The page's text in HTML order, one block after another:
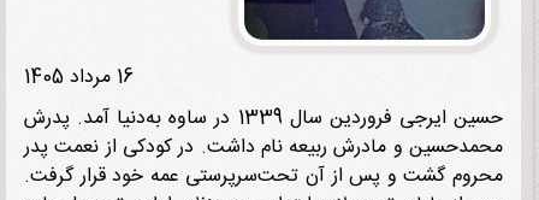
حسین ایرجی فروردین سال 1339 در ساوه به‌دنیا آمد. پدرش
و مادرش ربیعه نام داشت. در کودکی از نعمت پدر
گشت و پس از آن تحت‌سرپرستی عمه خود قرار گرفت.